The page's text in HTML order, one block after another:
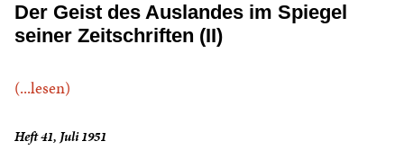
Der Geist des Auslandes im Spiegel
seiner Zeitschriften (II)
(...lesen)
Heft 41, Juli 1951